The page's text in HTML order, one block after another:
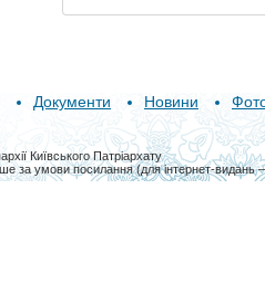
Документи Новини
Київського Патріархату
за умови посилання (для інтернет-видань